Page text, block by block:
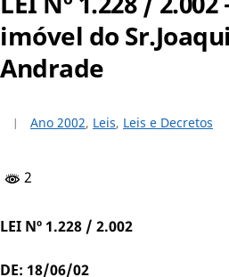
imóvel do
Andrade
Ano 2002, Leis, Leis e Decretos
2
LEI Nº 1.228 / 2.002
DE: 18/06/02